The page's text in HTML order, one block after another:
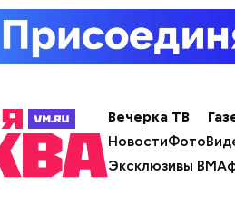
Вечерка ТВ
НовостиФото
Эксклюзивы ВМ